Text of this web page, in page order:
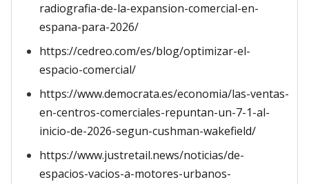
radiografia-de-la-expansion-comercial-en-
espana-para-2026/
https://cedreo.com/es/blog/optimizar-el-
espacio-comercial/
https://www.democrata.es/economia/las-ventas-
en-centros-comerciales-repuntan-un-7-1-al-
inicio-de-2026-segun-cushman-wakefield/
https://www.justretail.news/noticias/de-
espacios-vacios-a-motores-urbanos-